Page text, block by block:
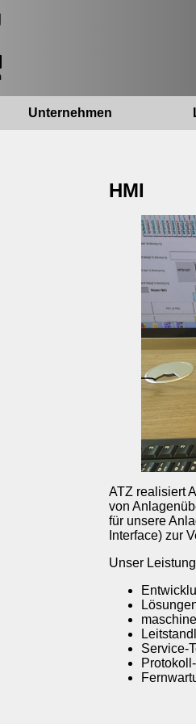
Unternehmen
HMI
ATZ realisiert
von
für unsere
Interface) zur
Unser
Service-